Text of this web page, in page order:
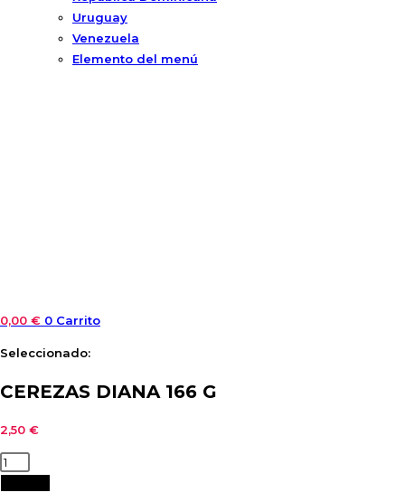
Uruguay
Venezuela
Elemento del menú
0,00 € 0 Carrito
Seleccionado:
CEREZAS DIANA 166 G
2,50 €
CEREZAS